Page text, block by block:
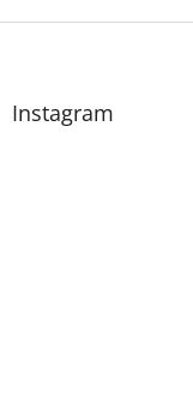
Z
Instagram